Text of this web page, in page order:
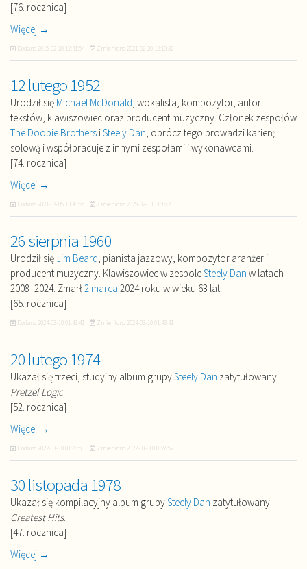
[76. rocznica]
Więcej →
Dodano 2015-02-20 12:41:54 Zmieniono 2021-02-20 12:19:32
12 lutego 1952
Urodził się Michael McDonald; wokalista, kompozytor, autor
tekstów, klawiszowiec oraz producent muzyczny. Członek zespołów
The Doobie Brothers iSteely Dan, oprócz tego prowadzi karierę
solową i współpracuje z innymi zespołami i wykonawcami.
[74. rocznica]
Więcej →
Dodano 2021-04-05 13:46:55 Zmieniono 2025-02-13 11:15:20
26 sierpnia 1960
Urodził się Jim Beard; pianista jazzowy, kompozytor aranżer i
producent muzyczny. Klawiszowiec w zespoleSteely Dan w latach
2008–2024. Zmarł2 marca 2024 roku w wieku 63 lat.
[65. rocznica]
Dodano 2024-03-10 01:43:41 Zmieniono 2024-03-10 01:43:41
20 lutego 1974
Ukazał się trzeci, studyjny album grupySteely Dan zatytułowany
Pretzel Logic.
[52. rocznica]
Więcej →
Dodano 2022-01-10 01:26:56 Zmieniono 2022-01-10 01:27:52
30 listopada 1978
Ukazał się kompilacyjny album grupySteely Dan zatytułowany
Greatest Hits.
[47. rocznica]
Więcej →